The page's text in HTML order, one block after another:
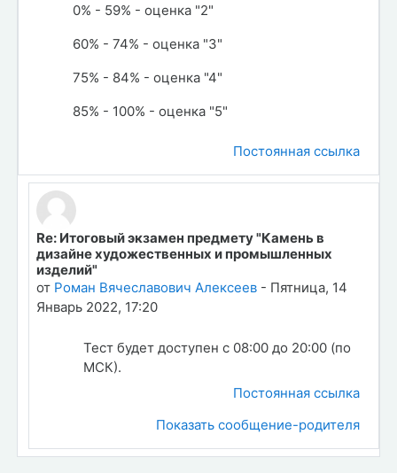
0% - 59% - оценка "2"
60% - 74% - оценка "3"
75% - 84% - оценка "4"
85% - 100% - оценка "5"
Постоянная ссылка
В ответ на Роман Вячеславович Алексеев
Re: Итоговый экзамен предмету "Камень в
дизайне художественных и промышленных
изделий"
от Роман Вячеславович Алексеев - Пятница, 14
Январь 2022, 17:20
Тест будет доступен с 08:00 до 20:00 (по
МСК).
Постоянная ссылка
Показать сообщение-родителя